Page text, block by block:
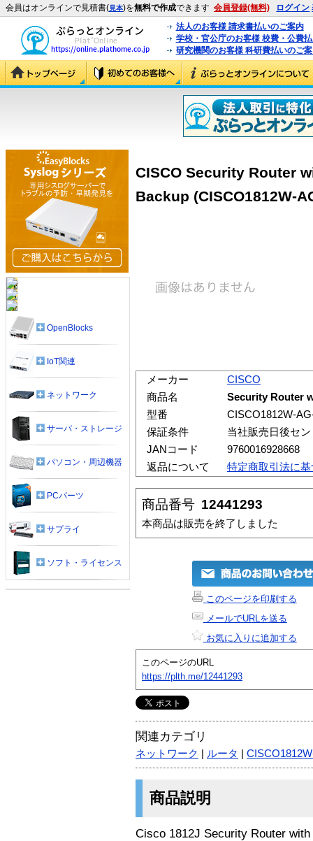
会員はオンラインで見積書(見本)を無料で作成できます 会員登録(無料) ログイン
法人のお客様 請求書払いのご案内
学校・官公庁のお客様 校費・公費
研究機関のお客様 科研費払いのご
CISCO Security Router
Backup (CISCO1812W-
メーカー
CISCO
商品名
Security Router
型番
CISCO1812W-
保証条件
当社販売日後セ
JANコード
9760016928668
返品について
特定商取引法に
商品番号 12441293
本商品は販売を終了しました
このページを印刷する
メールでURLを送る
お気に入りに追加する
このページのURL
https://plth.me/12441293
関連カテゴリ
ネットワーク ルータ
商品説明
Cisco 1812J Security Router
OpenBlocks
IoT関連
ネットワーク
サーバ・ストレージ
パソコン・周辺機器
PCパーツ
サプライ
ソフト・ライセンス